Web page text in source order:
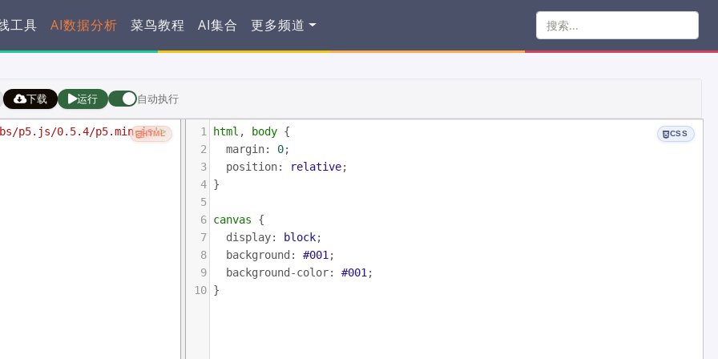
工具 AI数据分析 菜鸟教程 AI集合 更多频道
下载 运行 自动执行
HTML
p5.js/0.5.4/p5.min.js'> CSS
1 html , body {
2
margin: 0;
3
position: relative;
4 }
5
6 canvas {
7
display: block;
8
background : #001 ;
9
background-color: #001 ;
10 }